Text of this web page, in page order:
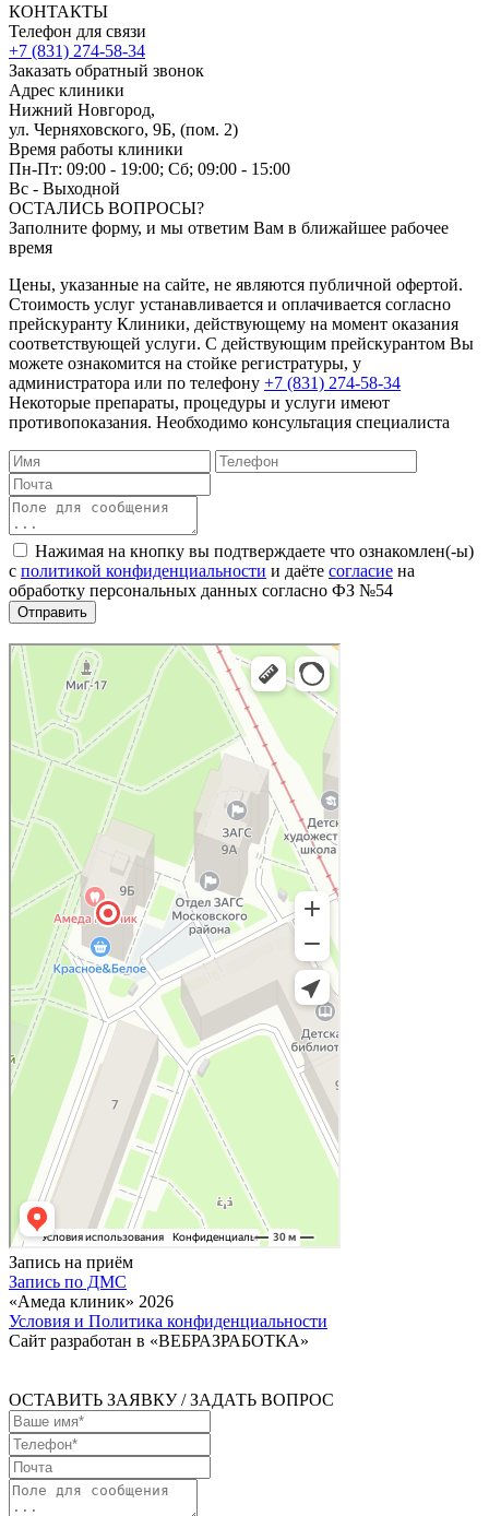
КОНТАКТЫ
Телефон для связи
+7 (831) 274-58-34
Заказать обратный звонок
Адрес клиники
Нижний Новгород,
ул. Черняховского, 9Б, (пом. 2)
Время работы клиники
Пн-Пт: 09:00 - 19:00; Cб; 09:00 - 15:00
Вс - Выходной
ОСТАЛИСЬ ВОПРОСЫ?
Заполните форму, и мы ответим Вам в ближайшее рабочее
время
Цены, указанные на сайте, не являются публичной офертой.
Стоимость услуг устанавливается и оплачивается согласно
прейскуранту Клиники, действующему на момент оказания
соответствующей услуги. С действующим прейскурантом Вы
можете ознакомится на стойке регистратуры, у
администратора или по телефону +7 (831) 274-58-34
Некоторые препараты, процедуры и услуги имеют
противопоказания. Необходимо консультация специалиста
Нажимая на кнопку вы подтверждаете что ознакомлен(-ы)
с политикой конфиденциальности и даёте согласие на
обработку персональных данных согласно ФЗ №54
Запись на приём
Запись по ДМС
«Амеда клиник» 2026
Условия и Политика конфиденциальности
Сайт разработан в «ВЕБРАЗРАБОТКА»
ОСТАВИТЬ ЗАЯВКУ / ЗАДАТЬ ВОПРОС